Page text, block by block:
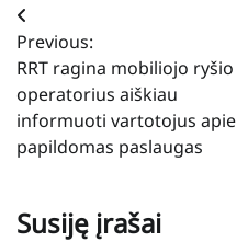
Navigacija
tarp
įrašų
Previous:
RRT ragina mobiliojo ryšio
operatorius aiškiau
informuoti vartotojus apie
papildomas paslaugas
Susiję įrašai